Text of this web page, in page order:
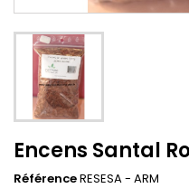
Encens Santal
RéférenceRESESA - ARM